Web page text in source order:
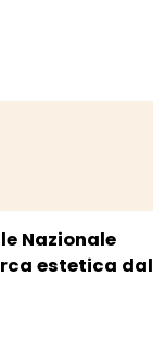
Nazionale
estetica dal